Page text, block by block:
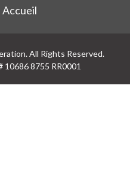
Accueil
All Rights Reserved.
8755 RR0001